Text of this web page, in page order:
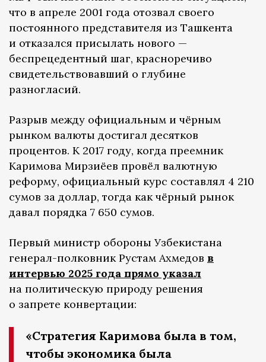
что в апреле 2001 года отозвал своего
постоянного представителя из Ташкента
и отказался присылать нового —
беспрецедентный шаг, красноречиво
свидетельствовавший о глубине
разногласий.
Разрыв между официальным и чёрным
рынком валюты достигал десятков
процентов. К 2017 году, когда преемник
Каримова Мирзиёев провёл валютную
реформу, официальный курс составлял 4 210
сумов за доллар, тогда как чёрный рынок
давал порядка 7 650 сумов.
Первый министр обороны Узбекистана
генерал-полковник Рустам Ахмедов в
интервью 2025 года прямо указал
на политическую природу решения
о запрете конвертации:
«Стратегия Каримова была в том,
чтобы экономика была